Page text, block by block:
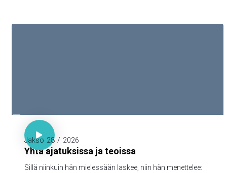
Sananl. 23:7

Jakso 28 / 2026
Yhtä ajatuksissa ja teoissa
Sillä niinkuin hän mielessään laskee, niin hän menettelee: